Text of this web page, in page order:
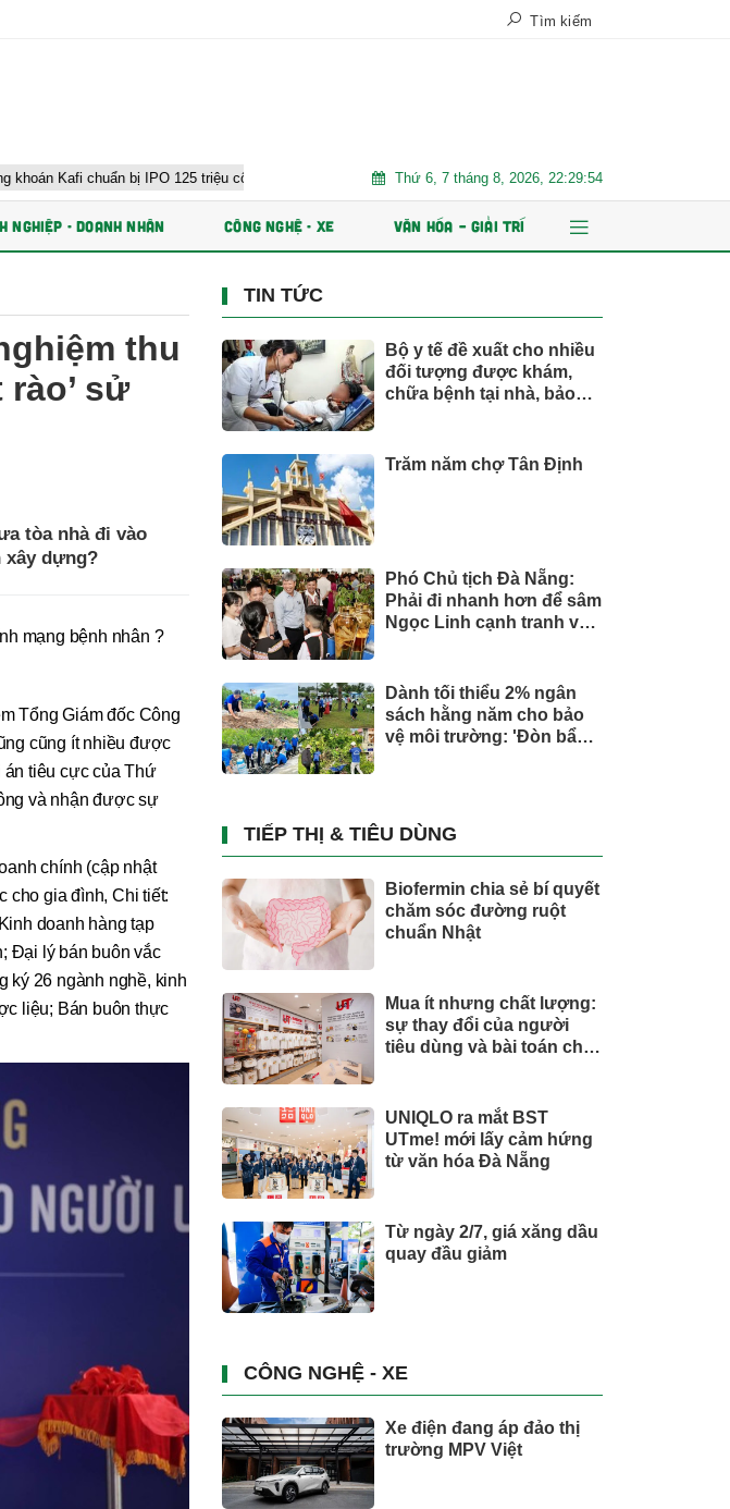
Tìm kiếm
bị IPO 125 triệu cổ phiếu và phát hành ESOP Xe điện đang áp đảo thị trường MPV Việt
Thứ 6, 7 tháng 8, 2026, 22:29:56
NGHIỆP - DOANH NHÂN CÔNG NGHỆ - XE VĂN HÓA – GIẢI TRÍ
thu
sử
tòa nhà đi vào
dựng?
mạng bệnh nhân ?
Tổng Giám đốc Công
cũng ít nhiều được
án tiêu cực của Thứ
và nhận được sự
chính (cập nhật
cho gia đình, Chi tiết:
doanh hàng tạp
Đại lý bán buôn vắc
ký 26 ngành nghề, kinh
liệu; Bán buôn thực
TIN TỨC
Bộ y tế đề xuất cho nhiều
đối tượng được khám,
chữa bệnh tại nhà, bảo
Trăm năm chợ Tân Định
Phó Chủ tịch Đà Nẵng:
Phải đi nhanh hơn để sâm
Ngọc Linh cạnh tranh với
Dành tối thiểu 2% ngân
sách hằng năm cho bảo
vệ môi trường: 'Đòn bẩy'
TIẾP THỊ & TIÊU DÙNG
Biofermin chia sẻ bí quyết
chăm sóc đường ruột
chuẩn Nhật
Mua ít nhưng chất lượng:
sự thay đổi của người
tiêu dùng và bài toán cho
UNIQLO ra mắt BST
UTme! mới lấy cảm hứng
từ văn hóa Đà Nẵng
Từ ngày 2/7, giá xăng dầu
quay đầu giảm
CÔNG NGHỆ - XE
Xe điện đang áp đảo thị
trường MPV Việt